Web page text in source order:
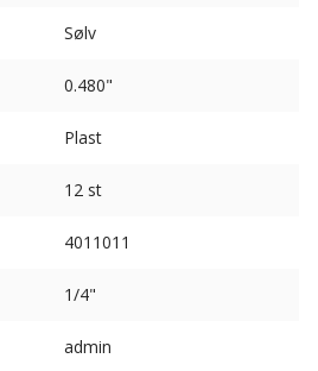
Sølv
0.480"
Plast
12 st
4011011
1/4"
admin